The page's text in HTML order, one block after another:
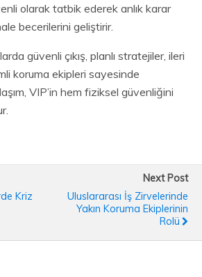
olarak tatbik ederek anlık karar
becerilerini geliştirir.
güvenli çıkış, planlı stratejiler, ileri
koruma ekipleri sayesinde
VIP’in hem fiziksel güvenliğini
Kriz
Next Post
Uluslararası İş Zirvelerinde
Yakın Koruma Ekiplerinin
Rolü